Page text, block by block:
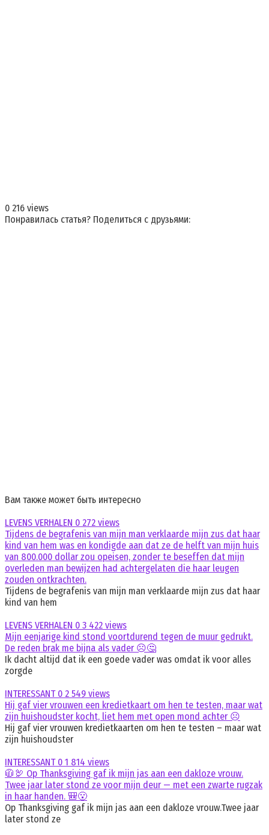
0 216 views
Понравилась статья? Поделиться с друзьями:
Вам также может быть интересно
LEVENS VERHALEN 0 272 views
Tijdens de begrafenis van mijn man verklaarde mijn zus dat haar
kind van hem was en kondigde aan dat ze de helft van mijn huis
van 800.000 dollar zou opeisen, zonder te beseffen dat mijn
overleden man bewijzen had achtergelaten die haar leugen
zouden ontkrachten.
Tijdens de begrafenis van mijn man verklaarde mijn zus dat haar
kind van hem
LEVENS VERHALEN 0 3 422 views
Mijn eenjarige kind stond voortdurend tegen de muur gedrukt.
De reden brak me bijna als vader ☹️🤔
Ik dacht altijd dat ik een goede vader was omdat ik voor alles
zorgde
INTERESSANT0 2 549 views
Hij gaf vier vrouwen een kredietkaart om hen te testen, maar wat
zijn huishoudster kocht, liet hem met open mond achter ☹️
Hij gaf vier vrouwen kredietkaarten om hen te testen – maar wat
zijn huishoudster
INTERESSANT0 1 814 views
🧥🦃 Op Thanksgiving gaf ik mijn jas aan een dakloze vrouw.
Twee jaar later stond ze voor mijn deur — met een zwarte rugzak
in haar handen. 🎒😮
Op Thanksgiving gaf ik mijn jas aan een dakloze vrouw.Twee jaar
later stond ze